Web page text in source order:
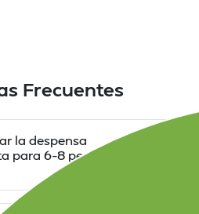
Frecuentes
la despensa
6–8 personas en